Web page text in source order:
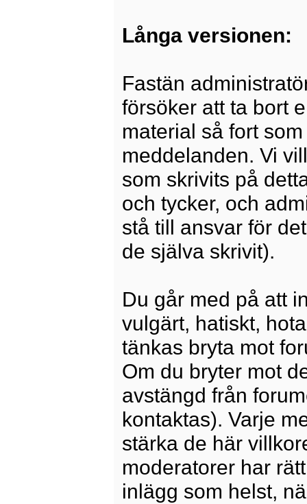
Långa versionen:
Fastän
försöker att ta bort
material så fort
meddelanden. Vi
som skrivits på
och tycker, och
stå till ansvar för
de själva skrivit).
Du går med på att
vulgärt, hatiskt,
tänkas bryta mot
Om du bryter mot
avstängd från
kontaktas). Varje
stärka de här
moderatorer har
inlägg som helst,